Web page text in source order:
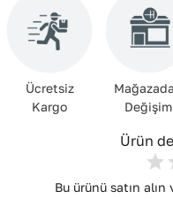
Yıkama Talimatı
Çanta ve
Kimyasal temizleyiciler
güneşe maruz
Deri Cinsi Koyun Derisi
Ücretsiz
Kargo
Değişim
Ürün
Bu ürünü satın